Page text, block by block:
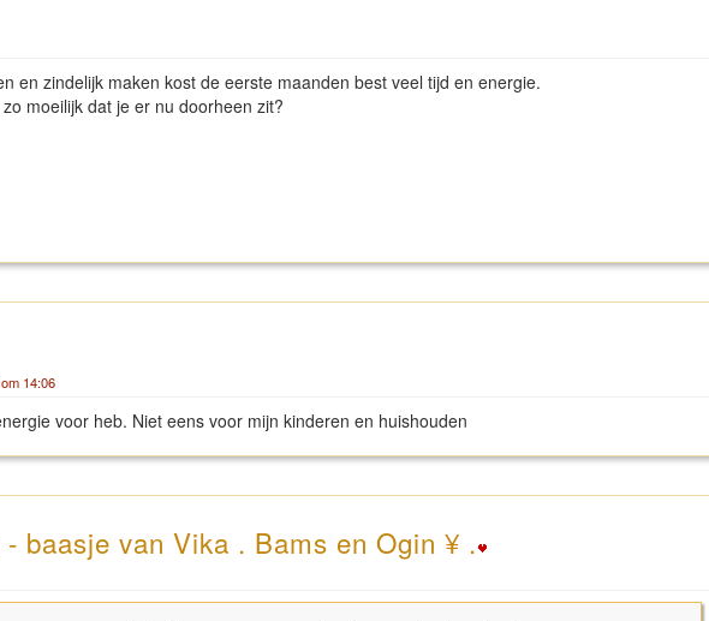
en zindelijk maken kost de eerste maanden best veel tijd en energie.
moeilijk dat je er nu doorheen zit?
14:06
voor heb. Niet eens voor mijn kinderen en huishouden
baasje van Vika . Bams en Ogin ¥ .